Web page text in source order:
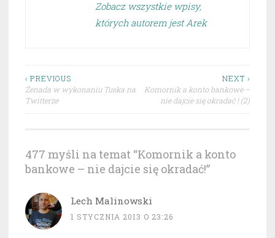
Zobacz wszystkie wpisy,
których autorem jest Arek
Nawigacja
wpisu
‹ PREVIOUS
Żenada w wykonaniu Tuska na
Twitterze
NEXT ›
Komornik a konto bankowe –
nie dajcie się okradać ! (2)
477 myśli na temat “Komornik a konto
bankowe – nie dajcie się okradać!”
Lech Malinowski
1 STYCZNIA 2013 O 23:26